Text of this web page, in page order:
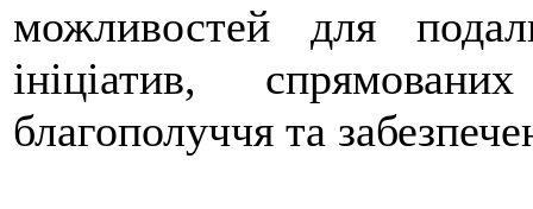
можливостей для
ініціатив,
благополуччя та